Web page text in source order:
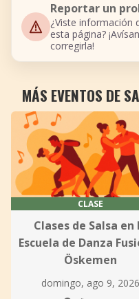
Reportar un
¿Viste información
esta página?
corregirla!
MÁS EVENTOS DE
CLASE
Clases de Salsa en
Escuela de Danza
Öskemen
domingo, ago 9, 2026